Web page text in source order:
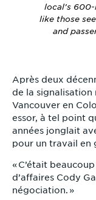
local’s
like those
and
Après deux
de la signalisation
Vancouver en
essor, à tel point
années jonglait
pour un travail en
« C’était
d’affaires Cody
négociation. »